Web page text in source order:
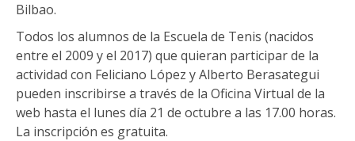
Bilbao.
Todos los alumnos de la Escuela de Tenis (nacidos
entre el 2009 y el 2017) que quieran participar de la
actividad con Feliciano López y Alberto Berasategui
pueden inscribirse a través de la Oficina Virtual de la
web hasta el lunes día 21 de octubre a las 17.00 horas.
La inscripción es gratuita.